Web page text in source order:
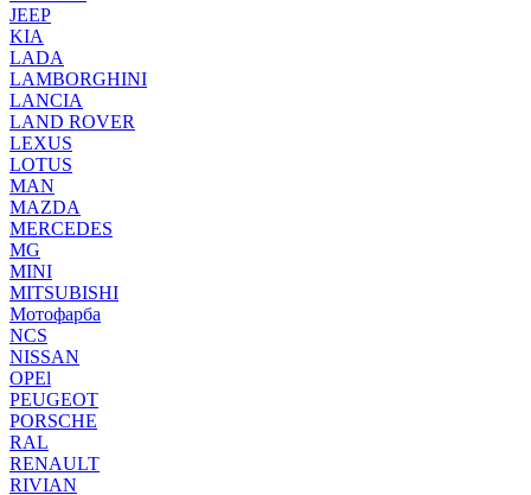
JEEP
KIA
LADA
LAMBORGHINI
LANCIA
LAND ROVER
LEXUS
LOTUS
MAN
MAZDA
MERCEDES
MG
MINI
MITSUBISHI
Мотофарба
NCS
NISSAN
OPEl
PEUGEOT
PORSCHE
RAL
RENAULT
RIVIAN